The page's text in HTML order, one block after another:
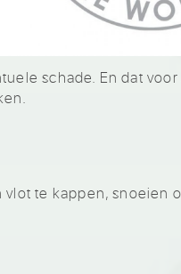
schade. En dat
te kappen, snoeien